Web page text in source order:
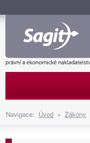
Navigace: Úvod » Zákony